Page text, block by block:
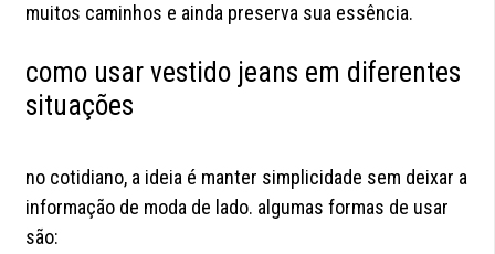
muitos caminhos e ainda preserva sua essência.
como usar vestido jeans em diferentes
situações
no cotidiano, a ideia é manter simplicidade sem deixar a
informação de moda de lado. algumas formas de usar
são: